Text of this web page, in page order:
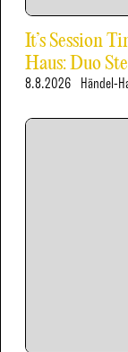
It’s Session
Haus: Duo
8.8.2026 Händel-